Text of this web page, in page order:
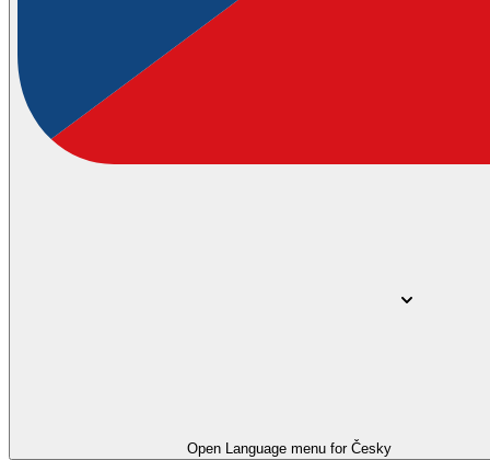
Open Language menu for Česky